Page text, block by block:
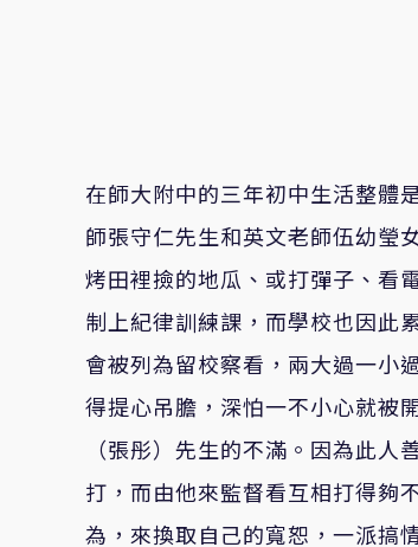
在師大附中的三年初中生活整體
師張守仁先生和英文老師伍幼瑩
烤田裡撿的地瓜、或打彈子、看
制上紀律訓練課，而學校也因此
會被列為留校察看，兩大過一小
得提心吊膽，深怕一不小心就被
（張彤）先生的不滿。因為此
打，而由他來監督看互相打得夠
為，來換取自己的寬恕，一派搞